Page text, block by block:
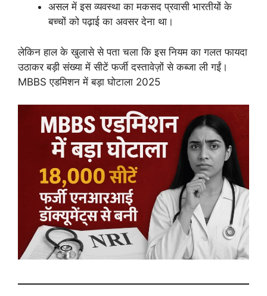
असल में इस व्यवस्था का मकसद प्रवासी भारतीयों के
बच्चों को पढ़ाई का अवसर देना था।
लेकिन हाल के खुलासे से पता चला कि इस नियम का गलत फायदा
उठाकर बड़ी संख्या में सीटें फर्जी दस्तावेज़ों से कब्जा ली गईं।
MBBS एडमिशन में बड़ा घोटाला 2025